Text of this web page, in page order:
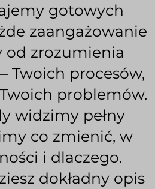
gotowych
zaangażowanie
od zrozumienia
Twoich procesów,
problemów.
widzimy pełny
co zmienić, w
i dlaczego.
dokładny opis